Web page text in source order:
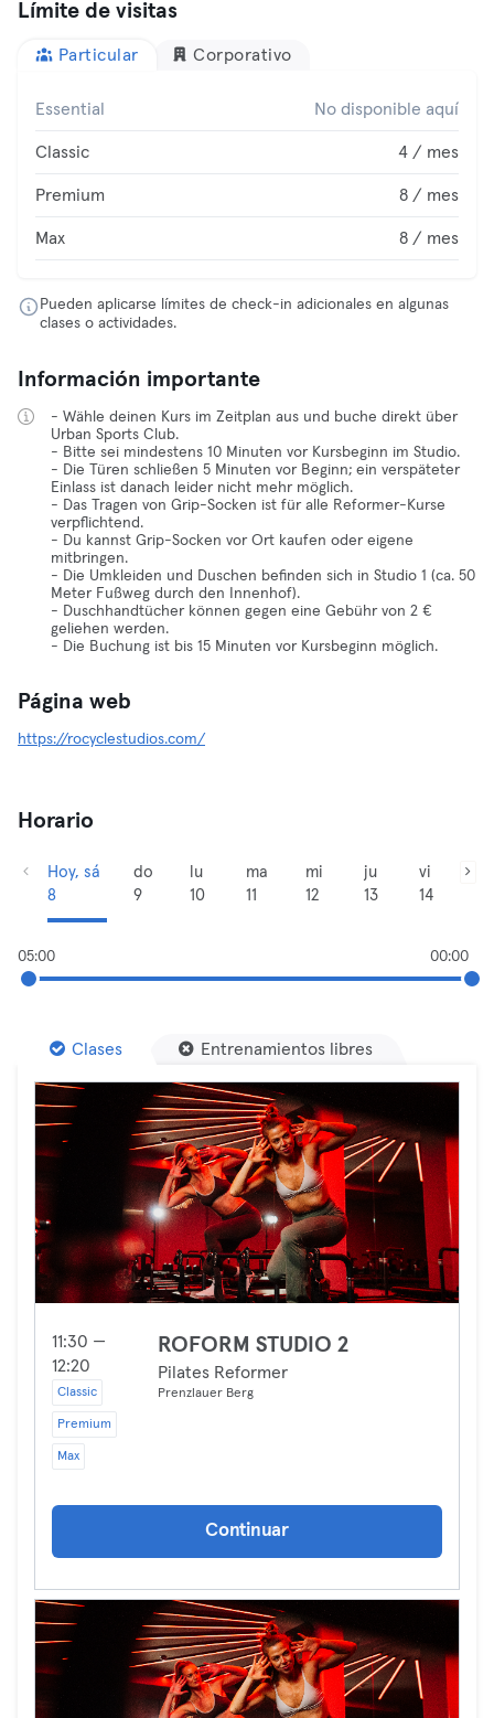
Límite de visitas
Particular Corporativo
Essential No disponible aquí
Classic 4 / mes
Premium 8 / mes
Max 8 / mes
Pueden aplicarse límites de check-in adicionales en algunas
clases o actividades.
Información importante
- Wähle deinen Kurs im Zeitplan aus und buche direkt über
Urban Sports Club.
- Bitte sei mindestens 10 Minuten vor Kursbeginn im Studio.
- Die Türen schließen 5 Minuten vor Beginn; ein verspäteter
Einlass ist danach leider nicht mehr möglich.
- Das Tragen von Grip-Socken ist für alle Reformer-Kurse
verpflichtend.
- Du kannst Grip-Socken vor Ort kaufen oder eigene
mitbringen.
- Die Umkleiden und Duschen befinden sich in Studio 1 (ca. 50
Meter Fußweg durch den Innenhof).
- Duschhandtücher können gegen eine Gebühr von 2 €
geliehen werden.
- Die Buchung ist bis 15 Minuten vor Kursbeginn möglich.
Página web
https://rocyclestudios.com/
Horario
Hoy, sá
8
do
9
lu
10
ma
11
mi
12
ju
13
vi
14
05:00 00:00
Clases Entrenamientos libres
11:30 —
12:20
Classic
Premium
Max
ROFORM STUDIO 2
Pilates Reformer
Prenzlauer Berg
Continuar